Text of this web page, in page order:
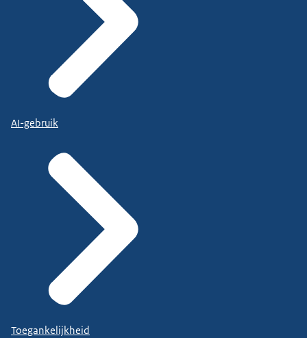
AI-gebruik
Toegankelijkheid